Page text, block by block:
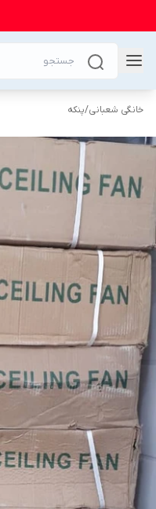
خانگی شعبانی/پنکه